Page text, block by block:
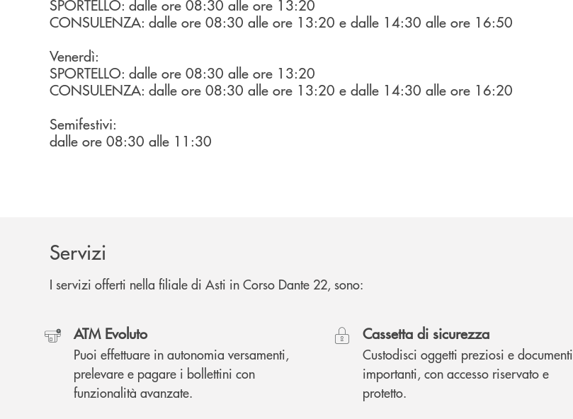
SPORTELLO: dalle ore 08:30 alle ore 13:20
CONSULENZA: dalle ore 08:30 alle ore 13:20 e dalle 14:30 alle ore 16:50
Venerdì:
SPORTELLO: dalle ore 08:30 alle ore 13:20
CONSULENZA: dalle ore 08:30 alle ore 13:20 e dalle 14:30 alle ore 16:20
Semifestivi:
dalle ore 08:30 alle 11:30
Servizi
I servizi offerti nella filiale di Asti in Corso Dante 22, sono:
ATM Evoluto
Puoi effettuare in autonomia versamenti,
prelevare e pagare i bollettini con
funzionalità avanzate.
Cassetta di sicurezza
Custodisci oggetti preziosi e documenti
importanti, con accesso riservato e
protetto.